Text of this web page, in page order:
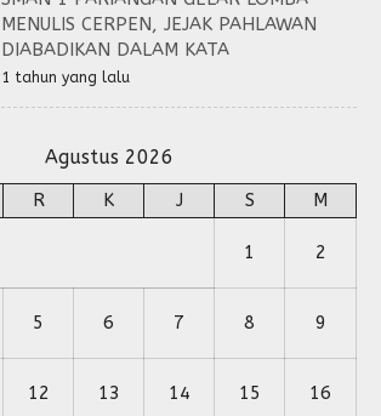
MENULIS CERPEN, JEJAK PAHLAWAN
DIABADIKAN DALAM KATA
1 tahun yang lalu
Agustus 2026
R K J S M
1 2
5 6 7 8 9
12 13 14 15 16